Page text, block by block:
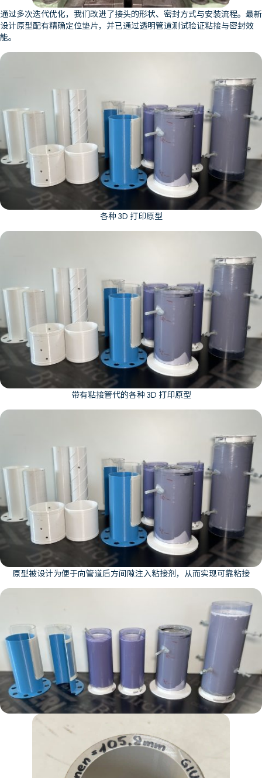
通过多次迭代优化，我们改进了接头的形状、密封方式与安装流程。最新
设计原型配有精确定位垫片，并已通过透明管道测试验证粘接与密封效
能。
各种 3D 打印原型
带有粘接管代的各种 3D 打印原型
原型被设计为便于向管道后方间隙注入粘接剂，从而实现可靠粘接